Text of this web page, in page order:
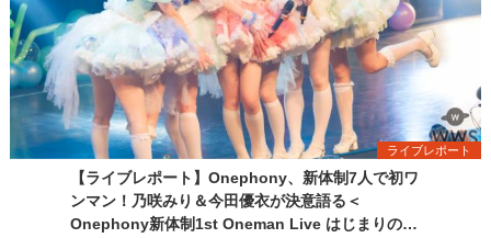
ライブレポート
【ライブレポート】Onephony、新体制7人で初ワ
ンマン！乃咲みり＆今田優衣が決意語る＜
Onephony新体制1st Oneman Live はじまりの夏